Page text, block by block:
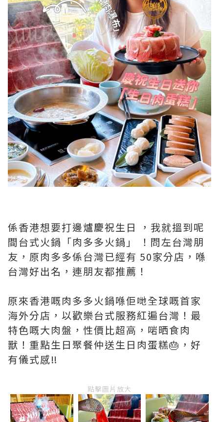
係香港想要打邊爐慶祝生日 ，我就搵到呢
間台式火鍋「肉多多火鍋」 ！問左台灣朋
友，原肉多多係台灣已經有 50家分店，喺
台灣好出名，連朋友都推薦！
原來香港嘅肉多多火鍋喺佢哋全球嘅首家
海外分店，以歡樂台式服務紅遍台灣！最
特色嘅大肉盤，性價比超高，啱晒食肉
獸！重點生日聚餐仲送生日肉蛋糕🎂，好
有儀式感‼️
點擊圖片放大